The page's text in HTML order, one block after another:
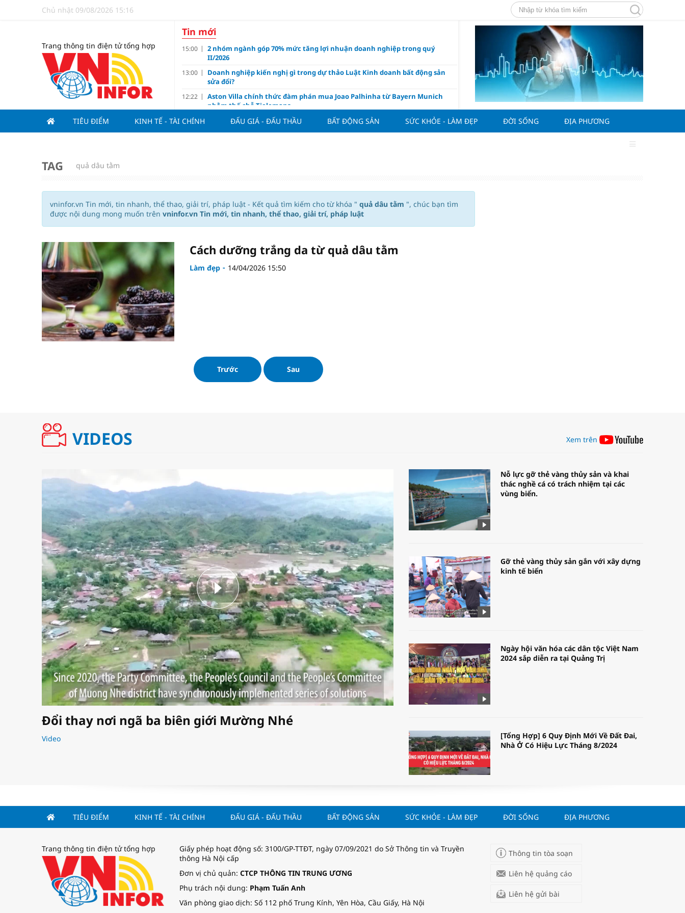
Chủ nhật 09/08/2026 15:16
Trang thông tin điện tử tổng hợp
Tin mới
15:00
2 nhóm ngành góp 70% mức tăng lợi nhuận doanh nghiệp trong quý
II/2026
13:00
Doanh nghiệp kiến nghị gì trong dự thảo Luật Kinh doanh bất động sản
sửa đổi?
12:22
Aston Villa chính thức đàm phán mua Joao Palhinha từ Bayern Munich
nhằm thế chỗ Tielemans
12:16 Giá vàng tuần qua: Vàng thế giới "bứt tốc"
11:59
Họp báo công bố và chính thức mở màn Vòng sơ khảo Miss Galaxy Việt
11:00 TOD mở dư địa phát triển mới
10:11 5 thực phẩm giàu chất xơ tốt nhất thúc đẩy giảm cân, bảo vệ tim mạch
09:10 Big 4 ngân hàng cắt giảm nghìn nhân sự, tăng thu nhập cho nhân viên
09:00 Thị trường giá rẻ và chiến lược chọn lọc cho nhà đầu tư cá nhân
TIÊU ĐIỂM KINH TẾ - TÀI CHÍNH ĐẤU GIÁ - ĐẤU THẦU BẤT ĐỘNG SẢN SỨC KHỎE - LÀM ĐẸP ĐỜI SỐNG ĐỊA PHƯƠNG
TAG quả dâu tằm
vninfor.vn Tin mới, tin nhanh, thể thao, giải trí, pháp luật - Kết quả tìm kiếm cho từ khóa " quả dâu tằm ", chúc bạn tìm
được nội dung mong muốn trên vninfor.vn Tin mới, tin nhanh, thể thao, giải trí, pháp luật
Cách dưỡng trắng da từ quả dâu tằm
Làm đẹp 14/04/2026 15:50
Trước Sau
VIDEOS Xem trên
Đổi thay nơi ngã ba biên giới Mường Nhé
Video
Nỗ lực gỡ thẻ vàng thủy sản và khai
thác nghề cá có trách nhiệm tại các
vùng biển.
Gỡ thẻ vàng thủy sản gắn với xây dựng
kinh tế biển
Ngày hội văn hóa các dân tộc Việt Nam
2024 sắp diễn ra tại Quảng Trị
[Tổng Hợp] 6 Quy Định Mới Về Đất Đai,
Nhà Ở Có Hiệu Lực Tháng 8/2024
WORLDBANK DỰ BÁO KINH TẾ VIỆT
TIÊU ĐIỂM KINH TẾ - TÀI CHÍNH ĐẤU GIÁ - ĐẤU THẦU BẤT ĐỘNG SẢN SỨC KHỎE - LÀM ĐẸP ĐỜI SỐNG ĐỊA PHƯƠNG
Trang thông tin điện tử tổng hợp
Giấy phép hoạt động số: 3100/GP-TTĐT, ngày 07/09/2021 do Sở Thông tin và Truyền
thông Hà Nội cấp
Đơn vị chủ quản: CTCP THÔNG TIN TRUNG ƯƠNG
Phụ trách nội dung: Phạm Tuấn Anh
Văn phòng giao dịch: Số 112 phố Trung Kính, Yên Hòa, Cầu Giấy, Hà Nội
Thông tin tòa soạn
Liên hệ quảng cáo
Liên hệ gửi bài